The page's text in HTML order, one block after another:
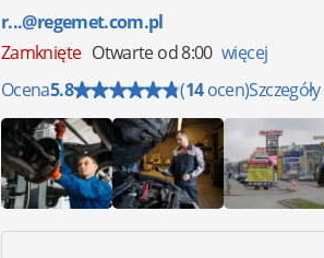
r...@regemet.com.pl
Zamknięte Otwarte od 8:00 więcej
Ocena5.8 (14ocen)Szczegóły